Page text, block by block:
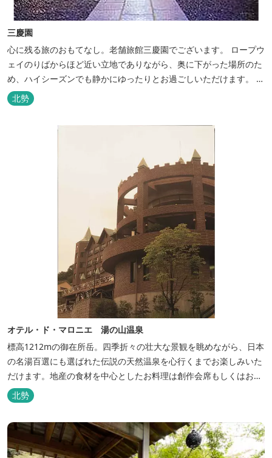
三慶園
心に残る旅のおもてなし。老舗旅館三慶園でございます。 ロープウ
ェイのりばからほど近い立地でありながら、奥に下がった場所のた
め、ハイシーズンでも静かにゆったりとお過ごしいただけます。 自
慢の大浴場からは、雄大な御在所岳を背に、御在所ロープウェイが
望めます。季節ごとに表情を変える湯の山の自然と対話しながら至
北勢
オテル・ド・マロニエ 湯の山温泉
標高1212mの御在所岳。四季折々の壮大な景観を眺めながら、日本
の名湯百選にも選ばれた伝説の天然温泉を心行くまでお楽しみいた
だけます。地産の食材を中心としたお料理は創作会席もしくはお箸
でもお楽しみいただける本格フレンチをお選びいただけ、会席・フ
レンチコースとも同じテーブルにてご賞味いただけます。また館内
していただける会員制リゾートホ...
北勢